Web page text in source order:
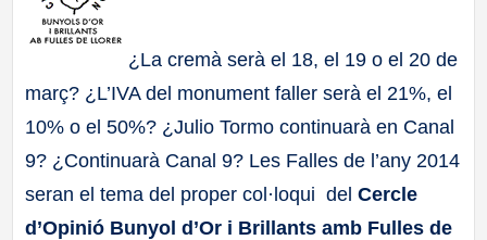
¿La cremà serà el 18, el 19 o el 20 de
març? ¿L’IVA del monument faller serà el 21%, el
10% o el 50%? ¿Julio Tormo continuarà en Canal
9? ¿Continuarà Canal 9? Les Falles de l’any 2014
seran el tema del proper col·loqui delCercle
d’Opinió Bunyol d’Or i Brillants amb Fulles de